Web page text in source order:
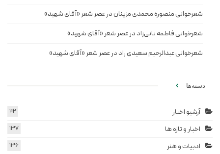
شعرخوانی منصوره محمدی مزینان در عصر شعر «آقای شهید»
شعرخوانی فاطمه نانی‌زاد در عصر شعر «آقای شهید»
شعرخوانی عبدالرحیم سعیدی راد در عصر شعر «آقای شهید»
دسته‌ها
آرشیو اخبار 42
اخبار و تازه ها 137
ادبیات و هنر 136